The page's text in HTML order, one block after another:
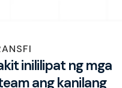
inililipat ng mga
ang kanilang